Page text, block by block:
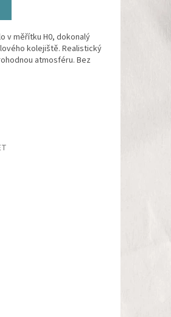
v měřítku H0, dokonalý
kolejiště. Realistický
atmosféru. Bez